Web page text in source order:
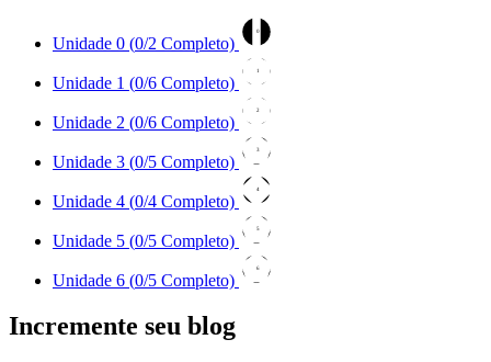
Unidade 0 (0/2 Completo)
0
Unidade 1 (0/6 Completo)
1
Unidade 2 (0/6 Completo)
2
Unidade 3 (0/5 Completo)
3
Unidade 4 (0/4 Completo)
4
Unidade 5 (0/5 Completo)
5
Unidade 6 (0/5 Completo)
6
Incremente seu blog